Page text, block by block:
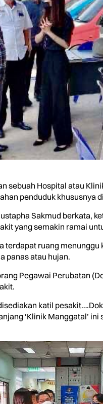
sebuah Hospital atau
penduduk khususnya
Sakmud berkata,
yang semakin ramai
terdapat ruang
panas atau hujan.
Pegawai Perubatan
katil
‘Klinik Manggatal’